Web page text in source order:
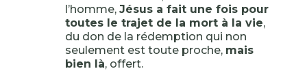
l’homme, Jésus a fait une fois pour
toutes le trajet de la mort à la vie,
du don de la rédemption qui non
seulement est toute proche, mais
bien là, offert.